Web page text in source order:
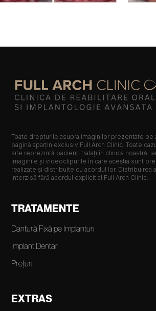
Toate drepturile asupra imaginilor prezentate pe
pagină aparțin exclusiv Full Arch Clinic. Toate
site reprezintă pacienți tratați în clinica noastră,
imaginile și videoclipurile în care aceștia sunt
realizate și distribuite cu acordul lor. Distribuirea
interzisă fără acordul explicit al Full Arch Clinic.
TRATAMENTE
Dantură Fixă pe Implanturi
Implant Dentar
Prețuri
EXTRAS